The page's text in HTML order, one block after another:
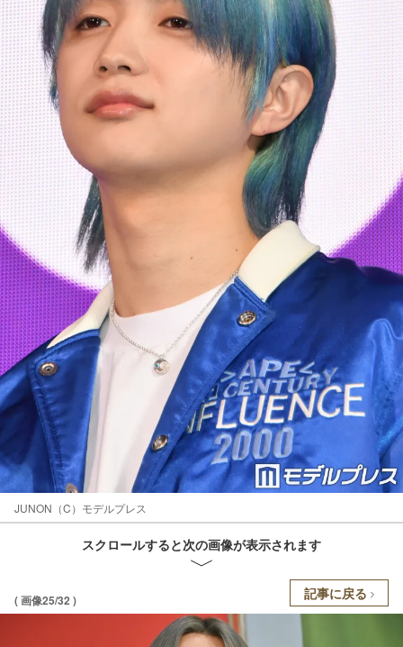
JUNON（C）モデルプレス
スクロールすると次の画像が表示されます
( 画像25/32 ) 記事に戻る